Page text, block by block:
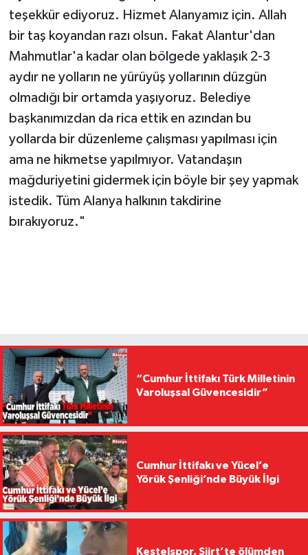
teşekkür ediyoruz. Hizmet Alanyamız için. Allah
bir taş koyandan razı olsun. Fakat Alantur'dan
Mahmutlar'a kadar olan bölgede yaklaşık 2-3
aydır ne yolların ne yürüyüş yollarının düzgün
olmadığı bir ortamda yaşıyoruz. Belediye
başkanımızdan da rica ettik en azından bu
yollarda bir düzenleme çalışması yapılması için
ama ne hikmetse yapılmıyor. Vatandaşın
mağduriyetini gidermek için böyle bir şey yapmak
istedik. Tüm Alanya halkının takdirine
bırakıyoruz."
“Cumhur İttifakı Türk Milletinin
Varoluşsal Güvencesidir”
Cumhur İttifakı ve Yücel’e
Yörük Şenliği’nde Büyük İlgi
Kestelspor, Siirt’te ölümden